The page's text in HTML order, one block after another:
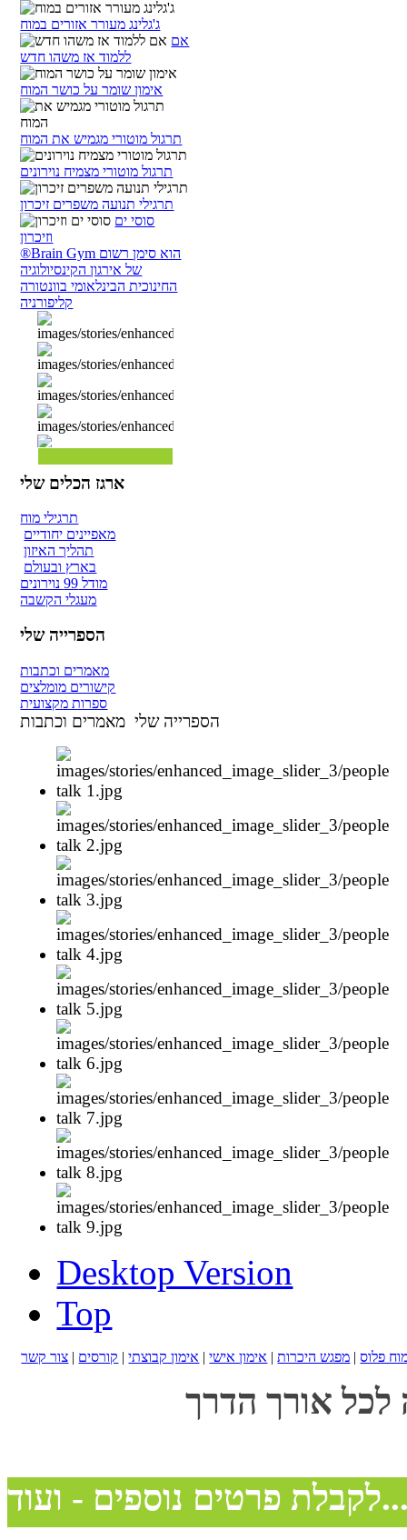
ג'גלינג מעורר אזורים במוח
אם
ללמוד אז משהו חדש
אימון שומר על כושר המוח
תרגול מוטורי מגמיש את המוח
תרגול מוטורי מצמיח נוירונים
תרגילי תנועה משפרים זיכרון
סוסי ים
וזיכרון
®Brain Gym הוא סימן רשום
של אירגון הקינסיולוגיה
החינוכית הבינלאומי בוונטורה
קליפורניה
ארגז הכלים שלי
תרגילי מוח
מאפיינים יחודיים
תהליך האיזון
בארץ ובעולם
מודל 99 נוירונים
מעגלי הקשבה
הספרייה שלי
מאמרים וכתבות
קישורים מומלצים
ספרות מקצועית
הספרייה שלי מאמרים וכתבות
Desktop Version
Top
פלוס| מפגש היכרות| אימון אישי| אימון קבוצתי| קורסים | צור קשר
לכל אורך הדרך
נוספים - ועוד...